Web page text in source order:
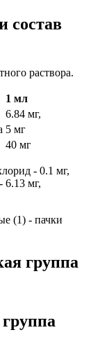
состав
раствора.
1 мл
6.84 мг,
5 мг
40 мг
- 0.1 мг,
6.13 мг,
(1) - пачки
группа